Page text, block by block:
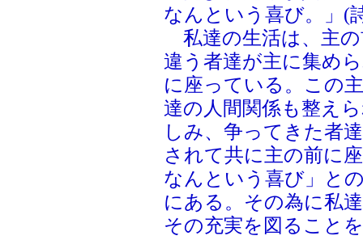
なんという喜び。」(
私達の生活は、主
違う者達が主に集め
に座っている。この
達の人間関係も整え
しみ、争ってきた者
されて共に主の前に
なんという喜び」と
にある。その為に私
その充実を図ること